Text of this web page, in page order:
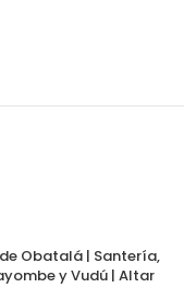
Obatalá | Santería,
y Vudú | Altar